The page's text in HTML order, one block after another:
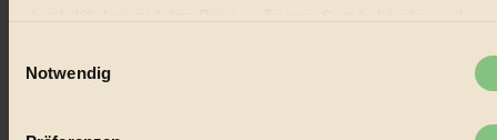
Informationen über Ihre geografische Lage erfassen,
Notwendig
Lebenswandel. Es ist eine moderne Plattform für Ideen, Menschen
und Produkte, ein Leitfaden im schnell wachsenden Markt des